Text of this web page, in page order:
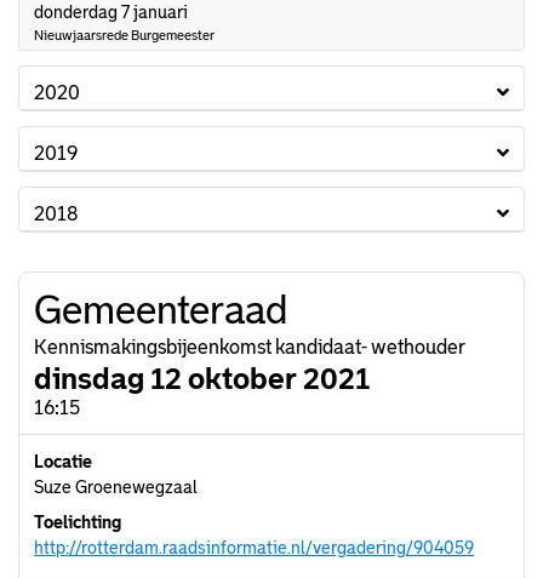
donderdag 7 januari
Nieuwjaarsrede Burgemeester
2020
2019
2018
Gemeenteraad
Kennismakingsbijeenkomst kandidaat- wethouder
dinsdag 12 oktober 2021
16:15
Locatie
Suze Groenewegzaal
Toelichting
http://rotterdam.raadsinformatie.nl/vergadering/904059